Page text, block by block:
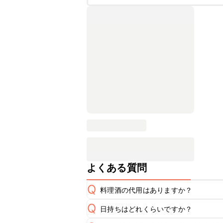
よくある質問
Q 料理酒の代用はありますか？
A
Q 日持ちはどれくらいですか？